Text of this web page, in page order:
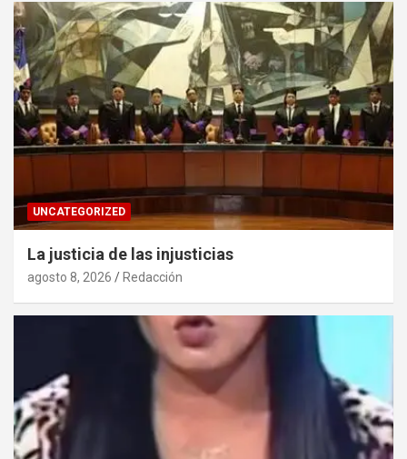
UNCATEGORIZED
La justicia de las injusticias
agosto 8, 2026 Redacción